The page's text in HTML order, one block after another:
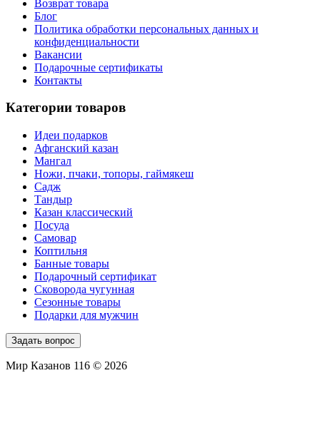
Возврат товара
Блог
Политика обработки персональных данных и
конфиденциальности
Вакансии
Подарочные сертификаты
Контакты
Категории товаров
Идеи подарков
Афганский казан
Мангал
Ножи, пчаки, топоры, гаймякеш
Садж
Тандыр
Казан классический
Посуда
Самовар
Коптильня
Банные товары
Подарочный сертификат
Сковорода чугунная
Сезонные товары
Подарки для мужчин
Задать вопрос
Мир Казанов 116 © 2026